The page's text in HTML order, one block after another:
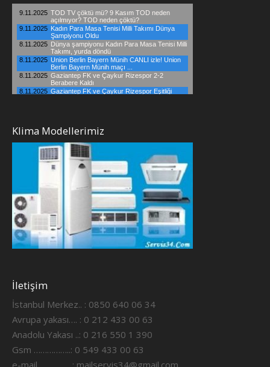
Klima Modellerimiz
İletişim
İstanbul Merkez.. : 0850 640 06 34
Avrupa yakası…. : 0 212 433 00 63
Anadolu Yakası ..: 0 216 550 1 390
Gsm ……………..: 0 549 433 00 63